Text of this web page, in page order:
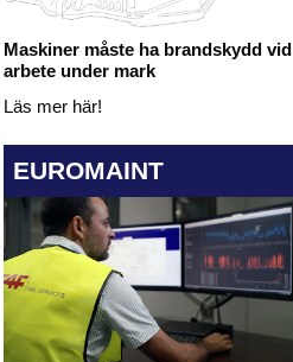
Maskiner måste ha brandskydd vid
arbete under mark
Läs mer här!
EUROMAINT